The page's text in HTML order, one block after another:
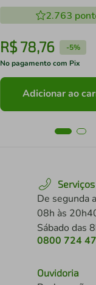
2.763
R$78,76 -5%
No pagamento com Pix
Adicionar ao
De segunda
08h às
Sábado das
0800 724
Ouvidoria